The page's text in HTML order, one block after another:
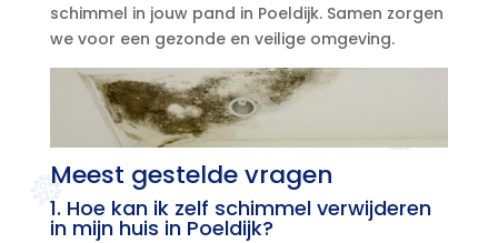
schimmel in jouw pand in Poeldijk.​ Samen zorgen
we voor een gezonde en veilige omgeving.​
Meest gestelde vragen
1.​ Hoe kan ik zelf schimmel verwijderen
in mijn huis in Poeldijk?